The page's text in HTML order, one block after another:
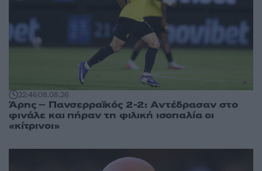
22:4608.08.26
Άρης – Πανσερραϊκός 2-2: Αντέδρασαν στο
φινάλε και πήραν τη φιλική ισοπαλία οι
«κίτρινοι»